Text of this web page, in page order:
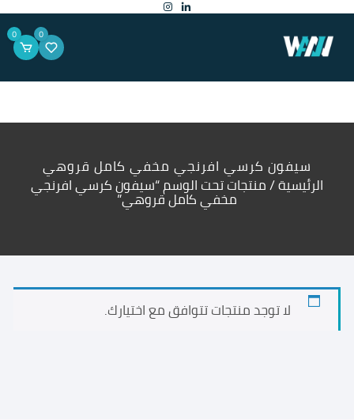
إلى
المحتوى 0
0
سيفون كرسي افرنجي مخفي كامل قروهي
الرئيسية/ منتجات تحت الوسم “سيفون كرسي افرنجي
مخفي كامل قروهي”
لا توجد منتجات تتوافق مع اختيارك.